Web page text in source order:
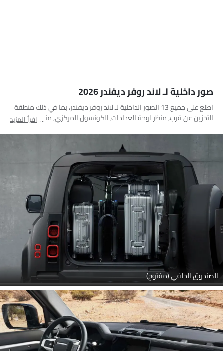
صور داخلية لـ لاند روفر ديفندر 2026
اطلع على جميع 13 الصور الداخلية لـ لاند روفر ديفندر، بما في ذلك منطقة
التخزين عن قرب, منظر لوحة العدادات, الكونسول المركزي, منظر نظام
والخلفية معًا, المقاعد الخلفية, مقاعد قابلة للطي, مغير السرعات, مصابيح
الكرمى, منظر مكبرات الصوت, مساعدة الركن
اقرأ المزيد
الصندوق الخلفي (مفتوح)